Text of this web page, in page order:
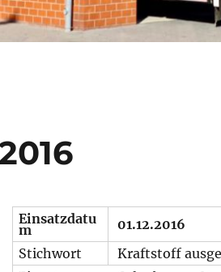
Einsatzdatu
m
01.12.2016
Stichwort
Kraftstoff